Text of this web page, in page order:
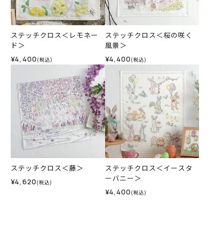
ステッチクロス＜レモネー
ド＞
¥4,400 (税込)
ステッチクロス＜桜の咲く
風景＞
¥4,400 (税込)
ステッチクロス＜藤＞
¥4,620 (税込)
ステッチクロス＜イースタ
ーバニー＞
¥4,400 (税込)